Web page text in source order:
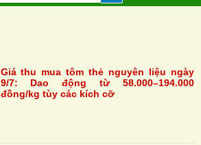
Giá thu mua tôm thẻ nguyên liệu ngày
9/7: Dao động từ 58.000–194.000
đồng/kg tùy các kích cỡ